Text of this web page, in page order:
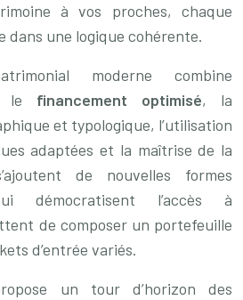
à vos proches, chaque
dans une logique cohérente.
moderne combine
le financement optimisé, la
et typologique, l’utilisation
adaptées et la maîtrise de la
de nouvelles formes
démocratisent l’accès à
de composer un portefeuille
d’entrée variés.
un tour d’horizon des